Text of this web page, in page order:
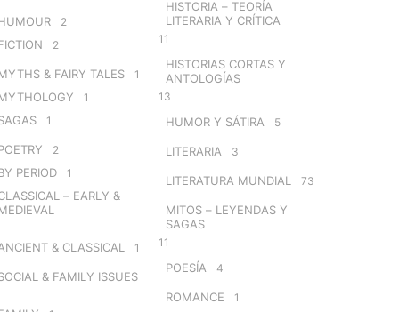
2
2
& FAIRY TALES 1
1
1
2
PERIOD 1
– EARLY &
& CLASSICAL 1
& FAMILY ISSUES
HISTORIA – TEORÍA
LITERARIA Y CRÍTICA
11
HISTORIAS CORTAS Y
ANTOLOGÍAS
13
HUMOR Y SÁTIRA 5
LITERARIA 3
LITERATURA MUNDIAL 73
MITOS – LEYENDAS Y
SAGAS
11
POESÍA 4
ROMANCE 1